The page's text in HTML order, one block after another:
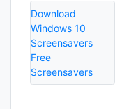
Download
Windows 10
Screensavers
Free
Screensavers